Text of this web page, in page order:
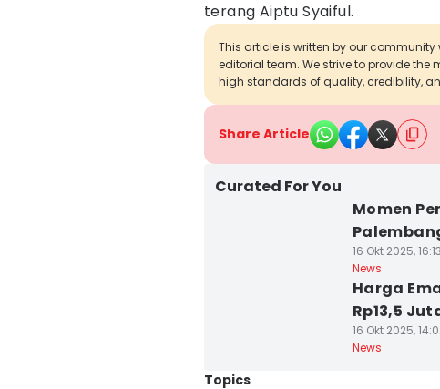
terang Aiptu Syaiful.
This article is written by our
editorial team. We strive to provide
high standards of quality, credibility,
Share Article
Curated For You
Momen
16 Okt 2025,
News
Harga
Rp13,5
16 Okt 2025,
News
Topics